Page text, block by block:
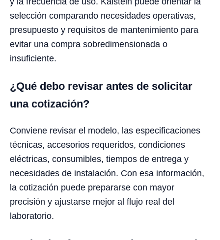
selección comparando necesidades operativas,
presupuesto y requisitos de mantenimiento para
evitar una compra sobredimensionada o
insuficiente.
¿Qué debo revisar antes de solicitar
una cotización?
Conviene revisar el modelo, las especificaciones
técnicas, accesorios requeridos, condiciones
eléctricas, consumibles, tiempos de entrega y
necesidades de instalación. Con esa información,
la cotización puede prepararse con mayor
precisión y ajustarse mejor al flujo real del
laboratorio.